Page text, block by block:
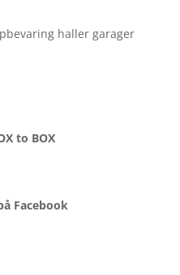
to BOX
Facebook